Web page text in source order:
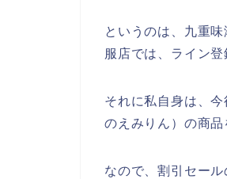
というのは、九重
服店では、ライン
それに私自身は、
のえみりん）の商
なので、割引セー